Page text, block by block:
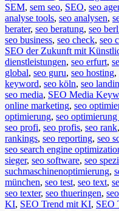
SEM, sem seo, SEO, seo
analyse tools, seo analysen,
berater, seo beratung, seo
seo business, seo check, seo
SEO der Zukunft mit
dienstleistungen, seo erfurt,
global, seo guru, seo hosting,
keyword, seo köln, seo
seo media, SEO Media
online marketing, seo
optimierung, seo optimierung
seo profi, seo profis, seo rank,
rankings, seo reporting, seo
seo search engine
sieger, seo software, seo
suchmaschinenoptimierung,
münchen, seo test, seo text,
seo texter, seo thueringen,
KI, SEO Trend mit KI, SEO